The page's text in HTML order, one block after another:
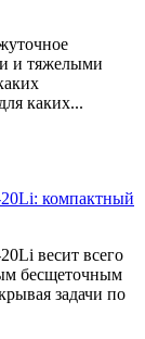
и тяжелыми
каких...
компактный
весит всего
бесщеточным
задачи по